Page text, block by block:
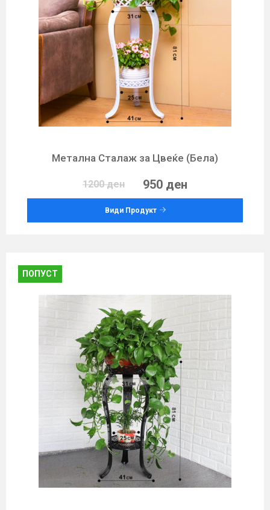
Метална Сталаж за Цвеќе (Бела)
1200 ден 950 ден
Види Продукт
ПОПУСТ